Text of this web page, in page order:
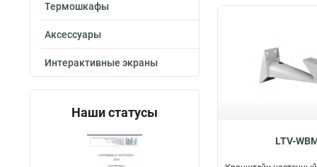
Термошкафы
Аксессуары
Интерактивные экраны
Наши статусы
LTV-